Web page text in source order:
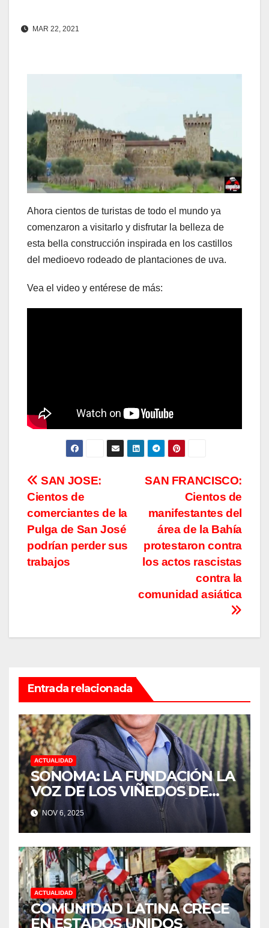
MAR 22, 2021
Ahora cientos de turistas de todo el mundo ya
comenzaron a visitarlo y disfrutar la belleza de
esta bella construcción inspirada en los castillos
del medioevo rodeado de plantaciones de uva.
Vea el video y entérese de más:
Navegación
de
entradas
SAN FRANCISCO:
Cientos de
manifestantes del
área de la Bahía
protestaron contra
los actos rascistas
contra la
comunidad asiática
SAN JOSE:
Cientos de
comerciantes de la
Pulga de San José
podrían perder sus
trabajos
Entrada relacionada
ACTUALIDAD
SONOMA: LA FUNDACIÓN LA
VOZ DE LOS VIÑEDOS DE
SONOMA, RECONOCIÓ A LOS
TRABAJADORES DEL MES DE
FEBRERO POR SU GRAN
TRABAJO EN LA PODA DE
UVAS
NOV 6, 2025
ACTUALIDAD
COMUNIDAD LATINA CRECE
EN ESTADOS UNIDOS